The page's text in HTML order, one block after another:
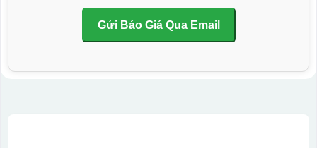
Gửi Báo Giá Qua Email